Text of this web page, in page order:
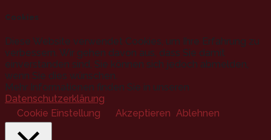
Cookies
Diese Website verwendet Cookies, um Ihre Erfahrung zu
verbessern. Wir gehen davon aus, dass Sie damit
einverstanden sind, Sie können sich jedoch abmelden,
wenn Sie dies wünschen.
Mehr Informationen finden Sie in unseren
Datenschutzerklärung
Cookie Einstellung
Akzeptieren Ablehnen